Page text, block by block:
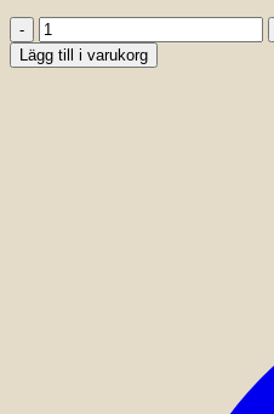
SIF
JAKOBS
-
Lägg till i varukorg